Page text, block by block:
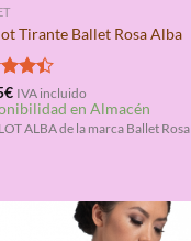
Tirante Ballet Rosa Alba
4.40
€ IVA incluido
en Almacén
ALBA de la marca Ballet Rosa